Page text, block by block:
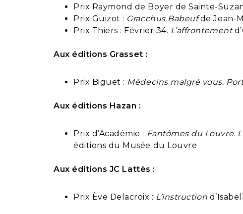
Prix Raymond de Boyer de Sainte-
Prix Guizot : Gracchus Babeufde Jean-
Prix Thiers : Février 34. L’affrontement
Aux éditions Grasset :
Prix Biguet : Médecins malgré vous.
Aux éditions Hazan :
Prix d’Académie : Fantômes du Louvre.
éditions du Musée du Louvre
Aux éditions JC Lattès :
Prix Ève Delacroix : L’instruction